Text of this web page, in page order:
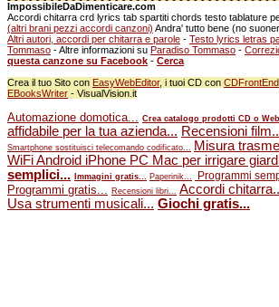
ImpossibileDaDimenticare.com
Accordi chitarra crd lyrics tab spartiti chords testo tablature
(altri brani pezzi accordi canzoni) Andra' tutto bene (no
Altri autori, accordi per chitarra e parole - Testo lyrics letras
Tommaso - Altre informazioni su Paradiso Tommaso -
questa canzone su Facebook - Cerca
Crea il tuo Sito con EasyWebEditor, i tuoi CD con CDFrontEnd
EBooksWriter - VisualVision.it
Automazione domotica... Crea catalogo prodotti CD o
affidabile per la tua azienda... Recensioni
Smartphone sostituisci telecomando codificato... Misura
WiFi Android iPhone PC Mac per irrigare
semplici...
Immagini gratis... Paperinik... Programmi
Programmi gratis... Recensioni libri... Accordi
Usa strumenti musicali... Giochi gratis...